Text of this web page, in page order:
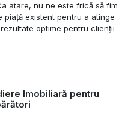
atare, nu ne este frică să fim
piață existent pentru a atinge
optime pentru clienții
Imobiliară pentru